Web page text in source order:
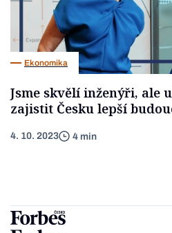
Ekonomika
Jsme skvělí inženýři, ale
zajistit Česku lepší
4. 10. 2023 4 min